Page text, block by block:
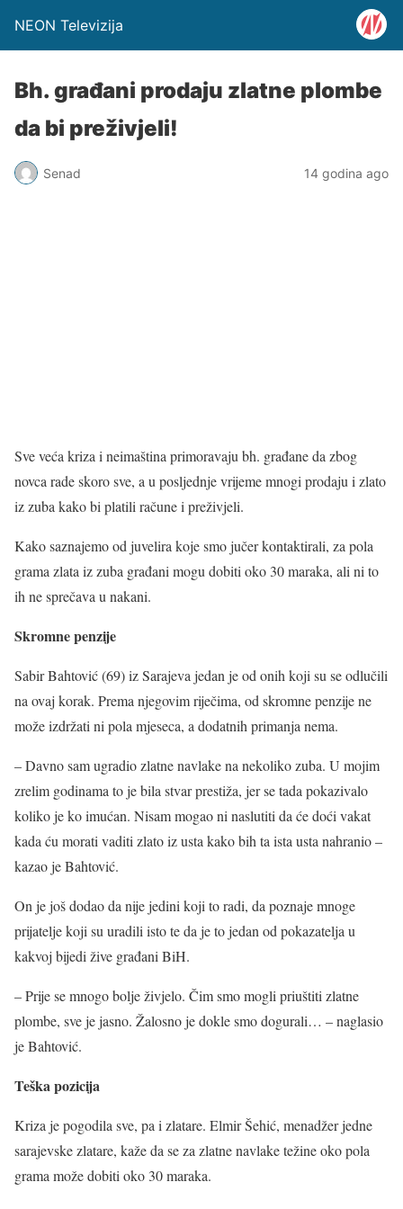
NEON Televizija
Bh. građani prodaju zlatne plombe
da bi preživjeli!
Senad 14 godina ago
Sve veća kriza i neimaština primoravaju bh. građane da zbog
novca rade skoro sve, a u posljednje vrijeme mnogi prodaju i zlato
iz zuba kako bi platili račune i preživjeli.
Kako saznajemo od juvelira koje smo jučer kontaktirali, za pola
grama zlata iz zuba građani mogu dobiti oko 30 maraka, ali ni to
ih ne sprečava u nakani.
Skromne penzije
Sabir Bahtović (69) iz Sarajeva jedan je od onih koji su se odlučili
na ovaj korak. Prema njegovim riječima, od skromne penzije ne
može izdržati ni pola mjeseca, a dodatnih primanja nema.
– Davno sam ugradio zlatne navlake na nekoliko zuba. U mojim
zrelim godinama to je bila stvar prestiža, jer se tada pokazivalo
koliko je ko imućan. Nisam mogao ni naslutiti da će doći vakat
kada ću morati vaditi zlato iz usta kako bih ta ista usta nahranio –
kazao je Bahtović.
On je još dodao da nije jedini koji to radi, da poznaje mnoge
prijatelje koji su uradili isto te da je to jedan od pokazatelja u
kakvoj bijedi žive građani BiH.
– Prije se mnogo bolje živjelo. Čim smo mogli priuštiti zlatne
plombe, sve je jasno. Žalosno je dokle smo dogurali… – naglasio
je Bahtović.
Teška pozicija
Kriza je pogodila sve, pa i zlatare. Elmir Šehić, menadžer jedne
sarajevske zlatare, kaže da se za zlatne navlake težine oko pola
grama može dobiti oko 30 maraka.